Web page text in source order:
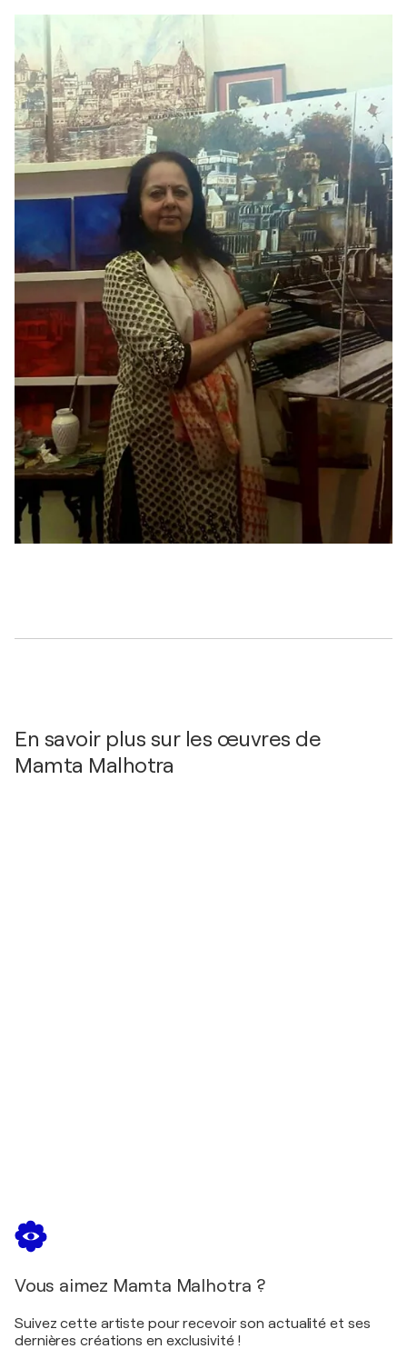
En savoir plus sur les œuvres de
Mamta Malhotra
Vous aimez Mamta Malhotra ?
Suivez cette artiste pour recevoir son actualité et ses
dernières créations en exclusivité !